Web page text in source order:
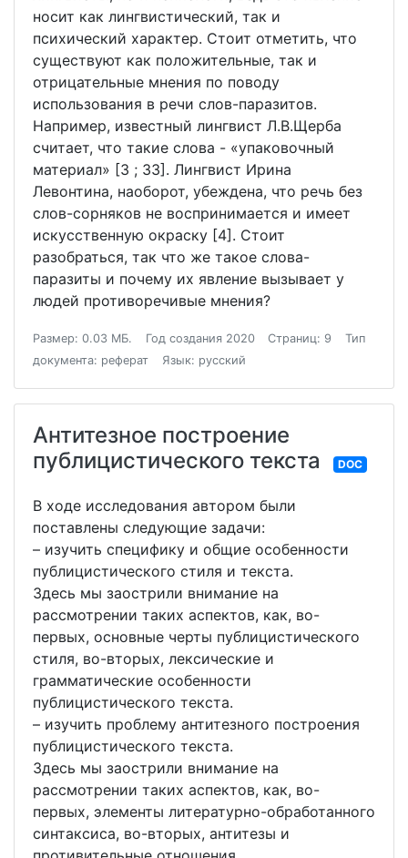
носит как лингвистический, так и
психический характер. Стоит отметить, что
существуют как положительные, так и
отрицательные мнения по поводу
использования в речи слов-паразитов.
Например, известный лингвист Л.В.Щерба
считает, что такие слова - «упаковочный
материал» [3 ; 33]. Лингвист Ирина
Левонтина, наоборот, убеждена, что речь без
слов-сорняков не воспринимается и имеет
искусственную окраску [4]. Стоит
разобраться, так что же такое слова-
паразиты и почему их явление вызывает у
людей противоречивые мнения?
Размер: 0.03 МБ. Год создания 2020 Страниц: 9
Тип
документа: реферат
Язык: русский
Антитезное построение
публицистического текста
DOC
В ходе исследования автором были
поставлены следующие задачи:
– изучить специфику и общие особенности
публицистического стиля и текста.
Здесь мы заострили внимание на
рассмотрении таких аспектов, как, во-
первых, основные черты публицистического
стиля, во-вторых, лексические и
грамматические особенности
публицистического текста.
– изучить проблему антитезного построения
публицистического текста.
Здесь мы заострили внимание на
рассмотрении таких аспектов, как, во-
первых, элементы литературно-обработанного
синтаксиса, во-вторых, антитезы и